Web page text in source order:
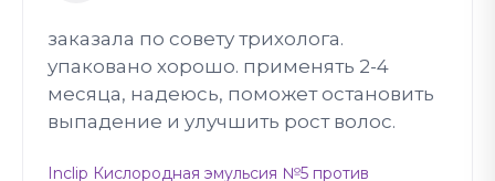
заказала по совету трихолога.
упаковано хорошо. применять 2-4
месяца, надеюсь, поможет остановить
выпадение и улучшить рост волос.
Inclip Кислородная эмульсия №5 против